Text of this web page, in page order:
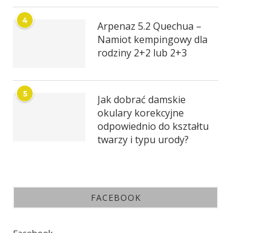
4
Arpenaz 5.2 Quechua –
Namiot kempingowy dla
rodziny 2+2 lub 2+3
5
Jak dobrać damskie
okulary korekcyjne
odpowiednio do kształtu
twarzy i typu urody?
FACEBOOK